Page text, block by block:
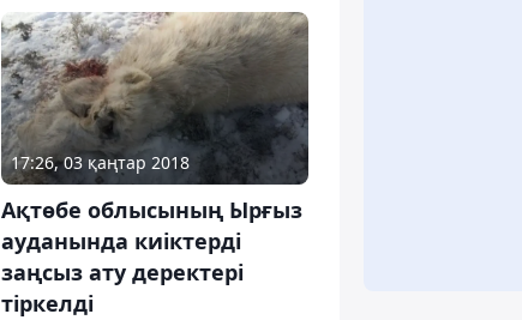
17:26, 03 қаңтар 2018
Ақтөбе облысының Ырғыз
ауданында киіктерді
заңсыз ату деректері
тіркелді